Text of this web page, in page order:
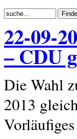
22-09-
– CDU
Die Wahl
2013